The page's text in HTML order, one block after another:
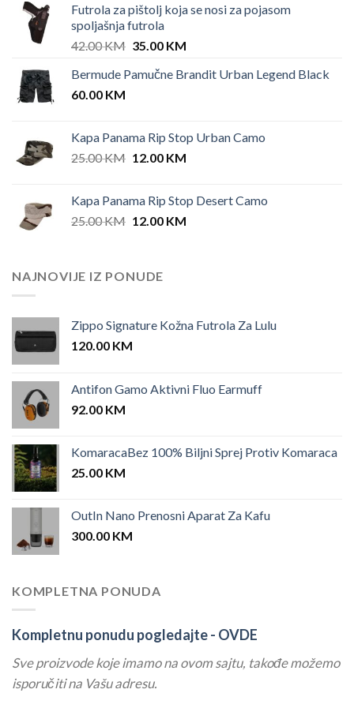
Futrola za pištolj koja se nosi za pojasom
spoljašnja futrola
42.00KM Original
was:
35.00 KMCurrent
is:
Bermude Pamučne Brandit Urban Legend Black
60.00 KM
Kapa Panama Rip Stop Urban Camo
25.00KM Original
25.00 KM.
12.00 KMCurrent
12.00 KM.
Kapa Panama Rip Stop Desert Camo
25.00KM Original
25.00 KM.
12.00 KMCurrent
NAJNOVIJE IZ PONUDE
Zippo Signature Kožna Futrola Za Lulu
120.00 KM
Antifon Gamo Aktivni Fluo Earmuff
92.00 KM
KomaracaBez 100% Biljni Sprej Protiv Komaraca
25.00 KM
OutIn Nano Prenosni Aparat Za Kafu
300.00 KM
KOMPLETNA PONUDA
Kompletnu ponudu pogledajte - OVDE
Sve proizvode koje imamo na ovom sajtu, takođe možemo
isporučiti na Vašu adresu.